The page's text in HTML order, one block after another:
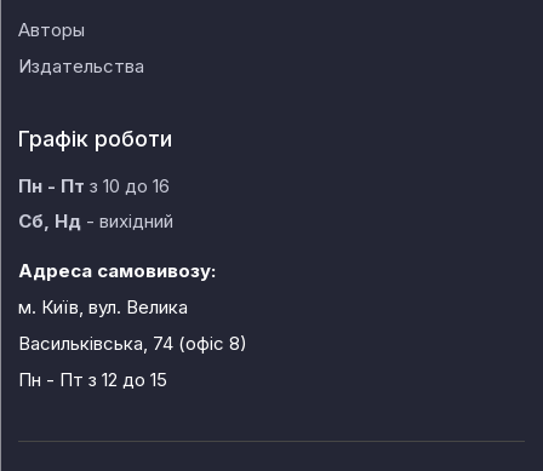
Авторы
Издательства
Графік роботи
Пн - Пт з 10 до 16
Сб, Нд - вихідний
Адреса самовивозу:
м. Київ, вул. Велика
Васильківська, 74 (офіс 8)
Пн - Пт з 12 до 15